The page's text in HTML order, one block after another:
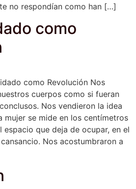
no respondían como han […]
como
como Revolución Nos
cuerpos como si fueran
Nos vendieron la idea
mujer se mide en los centímetros
espacio que deja de ocupar, en el
Nos acostumbraron a